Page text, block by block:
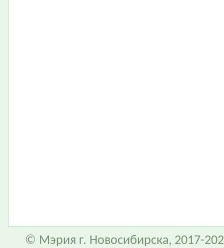
© Мэрия г. Новосибирска, 2017-